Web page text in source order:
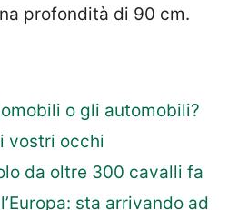
profondità di 90 cm.
o gli automobili?
vostri occhi
da oltre 300 cavalli fa
sta arrivando ad